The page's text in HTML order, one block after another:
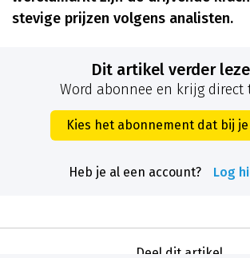
stevige prijzen volgens analisten.
Dit artikel verder
Word abonnee en krijg direct
Kies het abonnement dat bij
Heb je al een account? Log
Deel dit artikel